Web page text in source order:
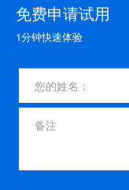
免费申请试用
1分钟快速体验